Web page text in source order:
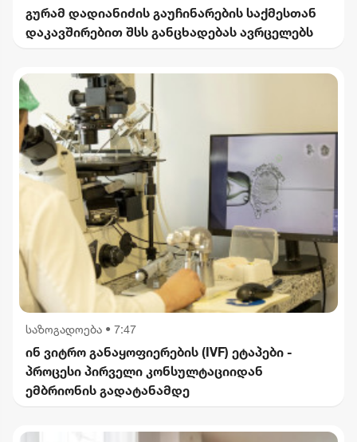
გურამ დადიანიძის გაუჩინარების საქმესთან
დაკავშირებით შსს განცხადებას ავრცელებს
საზოგადოება • 7:47
ინ ვიტრო განაყოფიერების (IVF) ეტაპები -
პროცესი პირველი კონსულტაციიდან
ემბრიონის გადატანამდე